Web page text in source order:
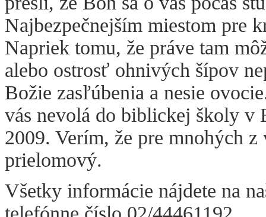
Najbezpečnejším miestom pre
Napriek tomu, že práve tam
alebo ostrosť ohnivých šípov
Božie zasľúbenia a nesie
vás nevolá do biblickej školy v
2009. Verím, že pre mnohých
prielomový.
Všetky informácie nájdete na